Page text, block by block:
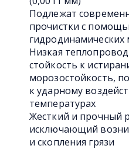
Подлежат
прочистки с
Низкая
стойкость к
морозостойкость,
к ударному
температурах
Жесткий и прочный
исключающий
и скопления грязи